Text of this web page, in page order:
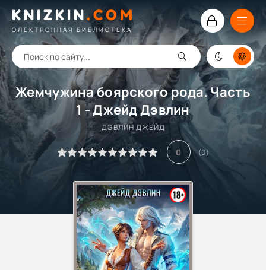
KNIZKIN.COM
ЭЛЕКТРОННАЯ БИБЛИОТЕКА
Жемчужина боярского рода. Часть
1 - Джейд Дэвлин
ДЭВЛИН ДЖЕЙД
0 (0)